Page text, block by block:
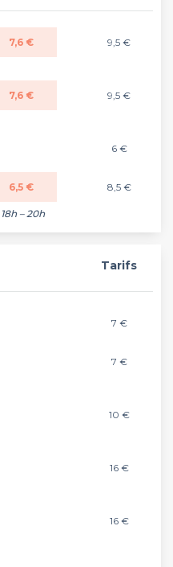
7,6 € 9,5 €
7,6 € 9,5 €
6 €
6,5 € 8,5 €
18h – 20h
Tarifs
7 €
7 €
10 €
16 €
16 €